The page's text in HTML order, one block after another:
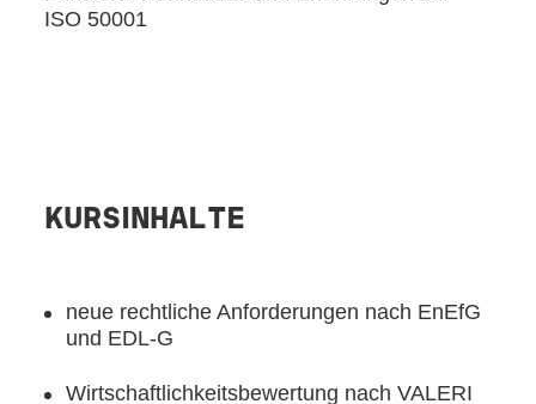
ISO 50001
KURSINHALTE
neue rechtliche Anforderungen nach EnEfG
und EDL-G
Wirtschaftlichkeitsbewertung nach VALERI